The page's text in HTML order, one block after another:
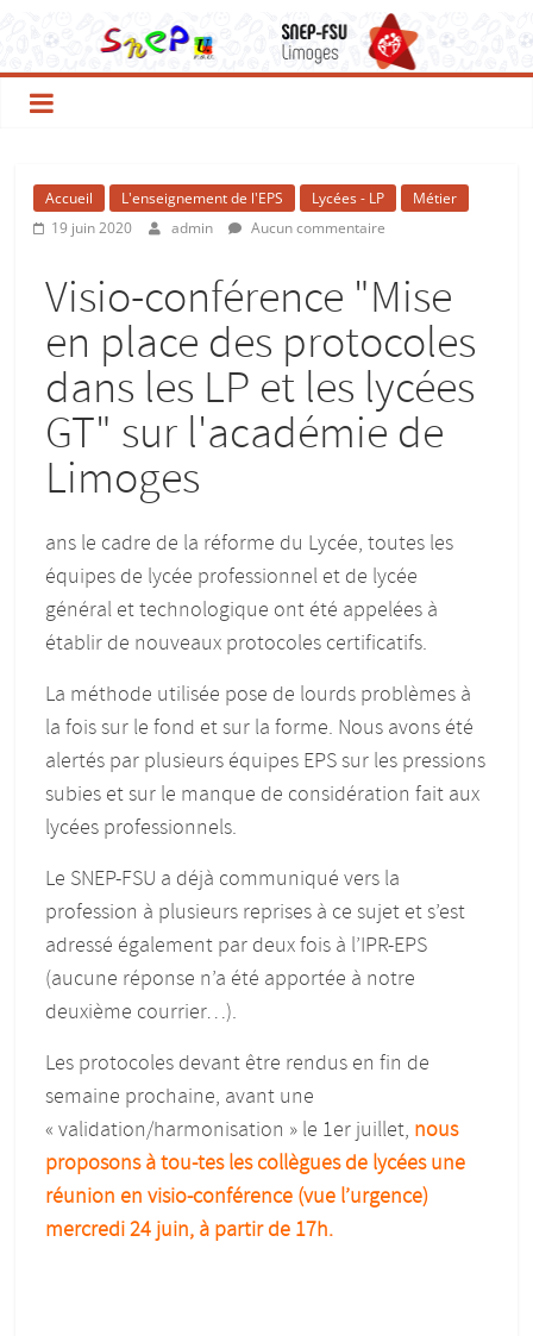
Accueil L'enseignement de l'EPS Lycées - LP
Métier
19 juin 2020
admin Aucun commentaire
Visio-conférence "Mise
en place des protocoles
dans les LP et les lycées
GT" sur l'académie de
Limoges
ans le cadre de la réforme du Lycée, toutes les
équipes de lycée professionnel et de lycée
général et technologique ont été appelées à
établir de nouveaux protocoles certificatifs.
La méthode utilisée pose de lourds problèmes à
la fois sur le fond et sur la forme. Nous avons été
alertés par plusieurs équipes EPS sur les pressions
subies et sur le manque de considération fait aux
lycées professionnels.
Le SNEP-FSU a déjà communiqué vers la
profession à plusieurs reprises à ce sujet et s’est
adressé également par deux fois à l’IPR-EPS
(aucune réponse n’a été apportée à notre
deuxième courrier…).
Les protocoles devant être rendus en fin de
semaine prochaine, avant une
« validation/harmonisation » le 1er juillet, nous
proposons à tou-tes les collègues de lycées une
réunion en visio-conférence (vue l’urgence)
mercredi 24 juin, à partir de 17h.